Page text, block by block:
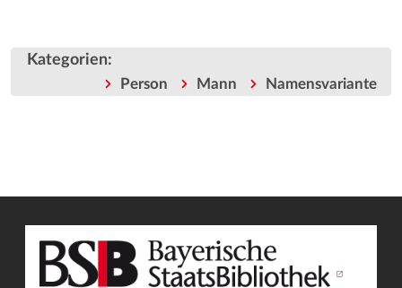
Kategorien:
Person Mann Namensvariante